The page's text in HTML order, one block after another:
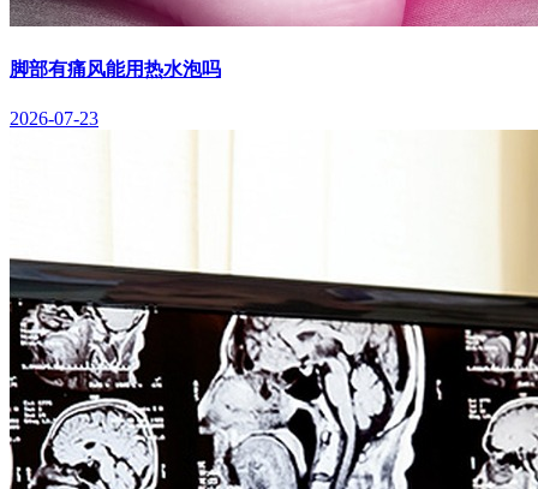
脚部有痛风能用热水泡吗
2026-07-23